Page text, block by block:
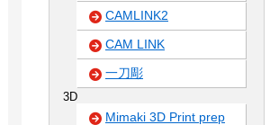
CAMLINK2
CAM LINK
一刀彫
3D
Mimaki 3D Print prep